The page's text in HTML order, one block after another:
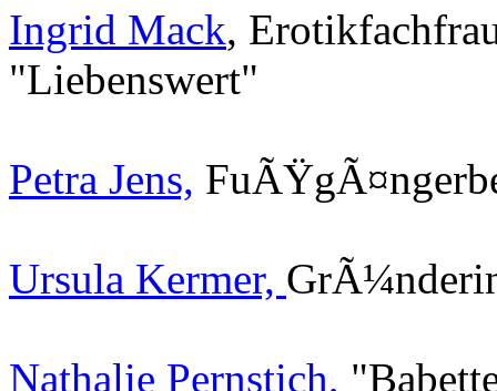
Ingrid Mack,
"Liebenswert"
Petra Jens,
Ursula Kermer,
Nathalie Pernstich,